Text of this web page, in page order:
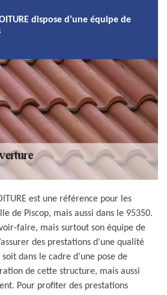
dispose d’une équipe de
est une référence pour les
de Piscop, mais aussi dans le 95350.
faire, mais surtout son équipe de
des prestations d’une qualité
dans le cadre d’une pose de
de cette structure, mais aussi
Pour profiter des prestations